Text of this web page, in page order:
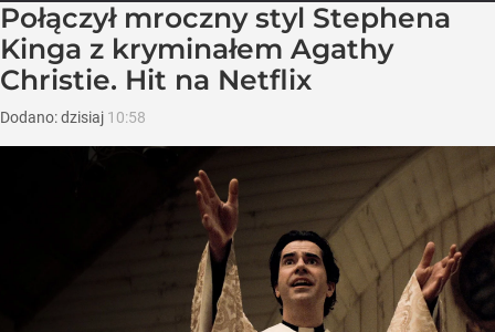
Połączył mroczny styl Stephena
Kinga z kryminałem Agathy
Christie. Hit na Netflix
Dodano:dzisiaj 10:58